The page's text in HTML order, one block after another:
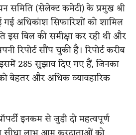
समिति (सेलेक्ट कमेटी) के प्रमुख श्री
गई अधिकांश सिफारिशों को शामिल
इस बिल की समीक्षा कर रही थी और
रिपोर्ट सौंप चुकी है। रिपोर्ट करीब
285 सुझाव दिए गए हैं, जिनका
बेहतर और अधिक व्यावहारिक
इनकम से जुड़ी दो महत्वपूर्ण